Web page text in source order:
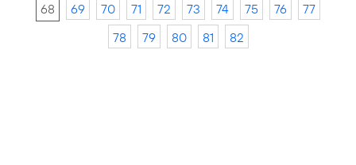
68
69 70 71 72 73 74 75 76
77
78
79 80 81 82